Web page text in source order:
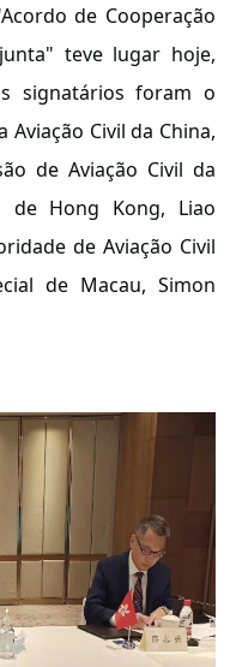
de Cooperação
teve lugar hoje,
signatários foram o
Civil da China,
de Aviação Civil da
de Hong Kong, Liao
de Aviação Civil
de Macau, Simon